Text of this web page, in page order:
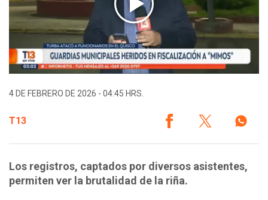
4 DE FEBRERO DE 2026 - 04:45 HRS.
T13
Los registros, captados por diversos asistentes,
permiten ver la brutalidad de la riña.